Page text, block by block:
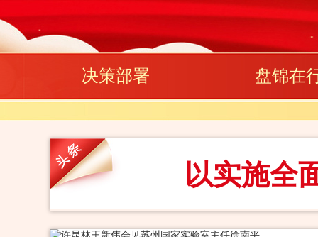
决策部署 盘锦在
以实施全